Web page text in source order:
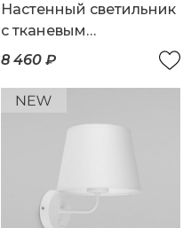
Настенный светильник
с тканевым
рассеивателем
8 460 ₽